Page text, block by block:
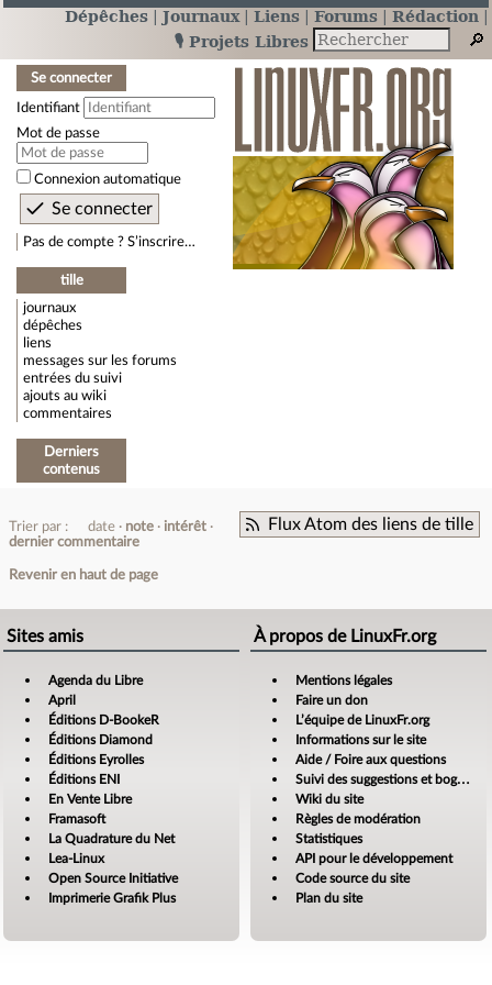
Dépêches Journaux Liens Forums
Rédaction
🎙️ Projets Libres
Se connecter
Identifiant
Mot de passe
Connexion automatique
Pas de compte ? S’inscrire…
tille
journaux
dépêches
liens
messages sur les forums
entrées du suivi
ajouts au wiki
commentaires
Derniers
contenus
Flux Atom des liens de tille
Trier par : date note
intérêt
dernier commentaire
Revenir en haut de page
Sites amis
Agenda du Libre
April
Éditions D-BookeR
Éditions Diamond
Éditions Eyrolles
Éditions ENI
En Vente Libre
Framasoft
La Quadrature du Net
Lea-Linux
Open Source Initiative
Imprimerie Grafik Plus
À propos de LinuxFr.org
Mentions légales
Faire un don
L’équipe de LinuxFr.org
Informations sur le site
Aide / Foire aux questions
Suivi des suggestions et bogues
Wiki du site
Règles de modération
Statistiques
API pour le développement
Code source du site
Plan du site